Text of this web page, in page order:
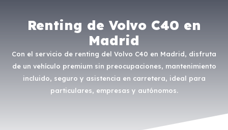
Renting de Volvo C40 en
Madrid
Con el servicio de renting del Volvo C40 en Madrid, disfruta
de un vehículo premium sin preocupaciones, mantenimiento
incluido, seguro y asistencia en carretera, ideal para
particulares, empresas y autónomos.